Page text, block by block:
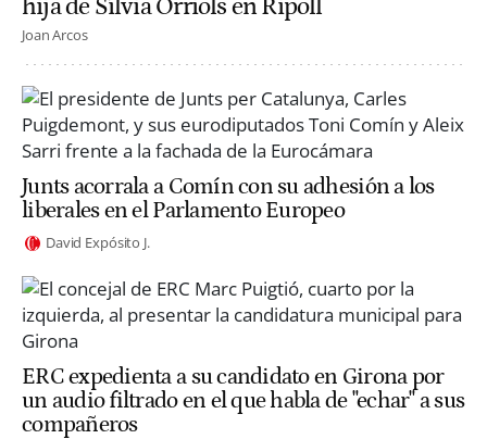
hija de Sílvia Orriols en Ripoll
Joan Arcos
Junts acorrala a Comín con su adhesión a los
liberales en el Parlamento Europeo
David Expósito J.
ERC expedienta a su candidato en Girona por
un audio filtrado en el que habla de "echar" a sus
compañeros